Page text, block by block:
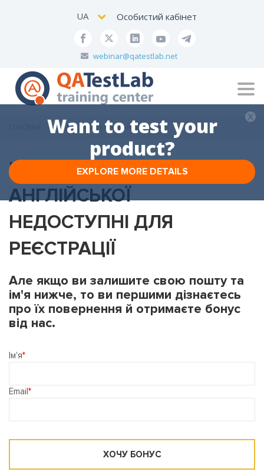
webinar@qatestlab.net
UA Особистий кабінет
Want to test your
product?
EXPLORE MORE DETAILS
НЕДОСТУПНІ КУРСИ АНГЛІЙСЬКОЇ
НА ЖАЛЬ, ЗАРАЗ КУРСИ IT
АНГЛІЙСЬКОЇ
НЕДОСТУПНІ ДЛЯ
РЕЄСТРАЦІЇ
Але якщо ви залишите свою пошту та
ім'я нижче, то ви першими дізнаєтесь
про їх повернення й отримаєте бонус
від нас.
Ім'я
Email
ХОЧУ БОНУС